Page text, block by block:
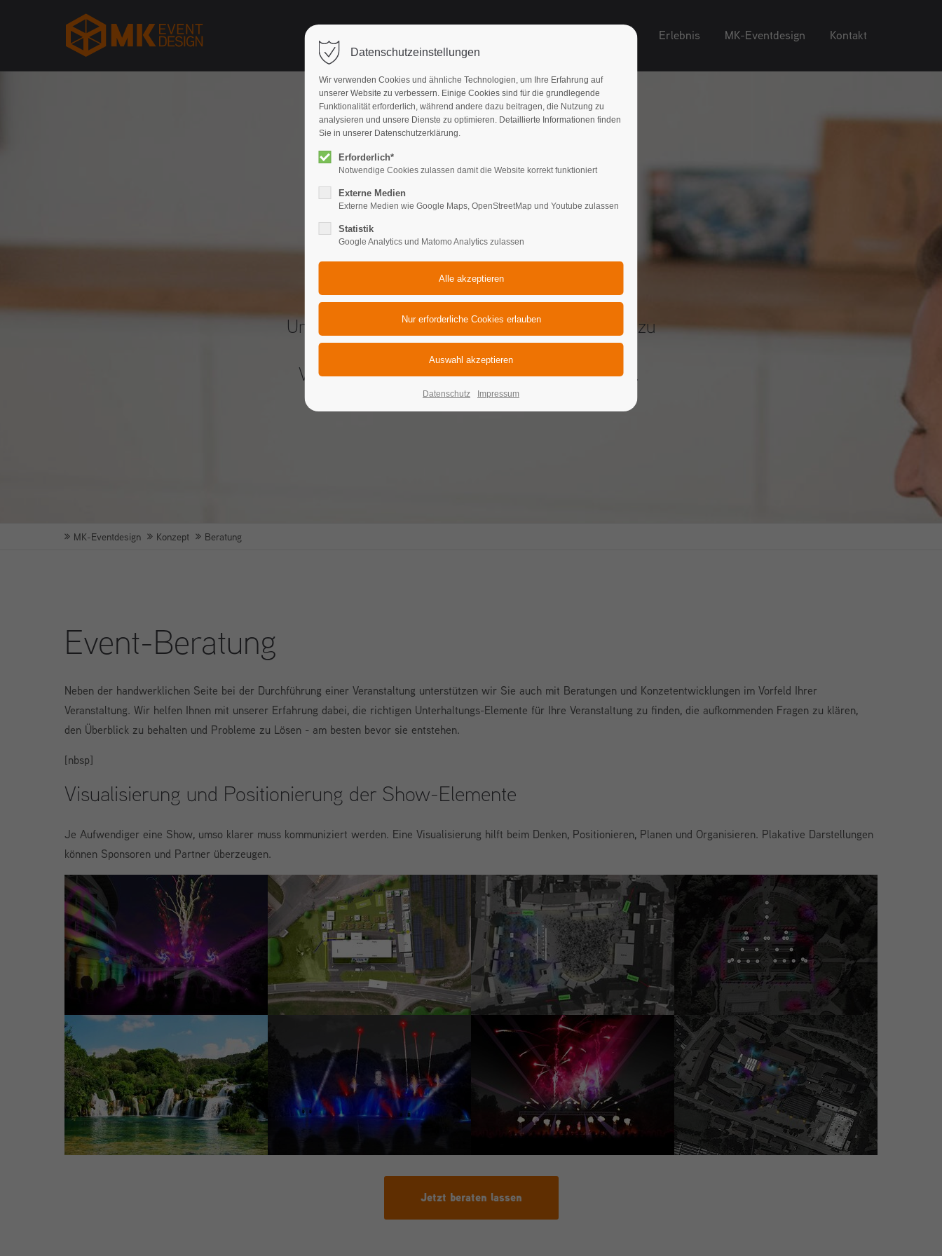
Konzept Erlebnis MK-Eventdesign Kontakt
Beratung
Um einen möglichst großen Gänsehaut-Effekt zu
erschaffen ist es wichtig Sie, den
Veranstaltungsort und das Budget zu kennen.
MK-Eventdesign Konzept Beratung
Event-Beratung
Neben der handwerklichen Seite bei der Durchführung einer Veranstaltung unterstützen wir Sie auch mit Beratungen und Konzetentwicklungen im Vorfeld Ihrer
Veranstaltung. Wir helfen Ihnen mit unserer Erfahrung dabei, die richtigen Unterhaltungs-Elemente für Ihre Veranstaltung zu finden, die aufkommenden Fragen zu klären,
den Überblick zu behalten und Probleme zu Lösen - am besten bevor sie entstehen.
[nbsp]
Visualisierung und Positionierung der Show-Elemente
Je Aufwendiger eine Show, umso klarer muss kommuniziert werden. Eine Visualisierung hilft beim Denken, Positionieren, Planen und Organisieren. Plakative Darstellungen
können Sponsoren und Partner überzeugen.
Jetzt beraten lassen
Datenschutzeinstellungen
Wir verwenden Cookies und ähnliche Technologien, um Ihre Erfahrung auf
unserer Website zu verbessern. Einige Cookies sind für die grundlegende
Funktionalität erforderlich, während andere dazu beitragen, die Nutzung zu
analysieren und unsere Dienste zu optimieren. Detaillierte Informationen finden
Sie in unserer Datenschutzerklärung.
Erforderlich*
Notwendige Cookies zulassen damit die Website korrekt funktioniert
Externe Medien
Externe Medien wie Google Maps, OpenStreetMap und Youtube zulassen
Statistik
Google Analytics und Matomo Analytics zulassen
Datenschutz Impressum